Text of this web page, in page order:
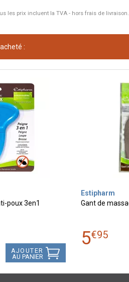
les prix incluent la TVA - hors frais de livraison.
:
poux 3en1
AJOUTER
AU PANIER
Estipharm
Gant de
5€95